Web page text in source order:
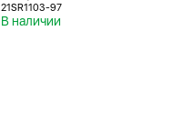
21SR1103-97
В наличии